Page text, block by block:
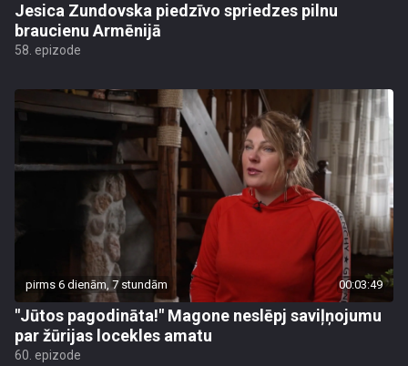
Jesica Zundovska piedzīvo spriedzes pilnu
braucienu Armēnijā
58. epizode
pirms 6 dienām, 7 stundām 00:03:49
"Jūtos pagodināta!" Magone neslēpj saviļņojumu
par žūrijas locekles amatu
60. epizode